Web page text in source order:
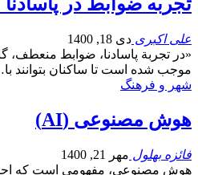
تجربه ضوابط در پاسادنا
علی اکبری دی 18, 1400
«در تجربة‌ پاسادنا، ضوابط منعطف،
موجب شده است تا ساکنان بتوانند
شهر و فرهنگ
هوش مصنوعی (AI)
فائزه بهلول مهر 21, 1400
هوش مصنوعی، مفهومی است که